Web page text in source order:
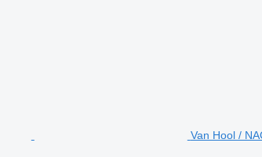
Van Hool /